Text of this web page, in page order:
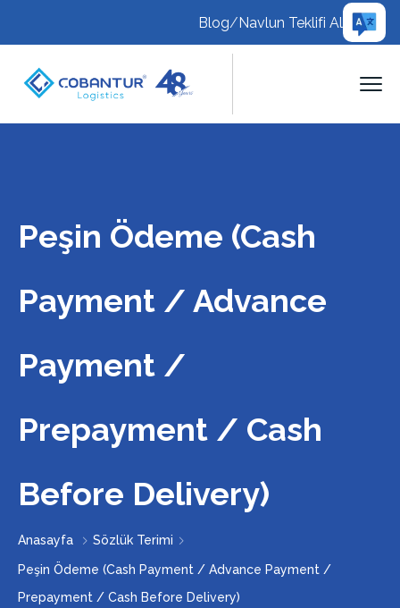
Blog/Navlun Teklifi Al
Peşin Ödeme (Cash
Payment / Advance
Payment /
Prepayment / Cash
Before Delivery)
Anasayfa Sözlük Terimi
Peşin Ödeme (Cash Payment / Advance Payment /
Prepayment / Cash Before Delivery)